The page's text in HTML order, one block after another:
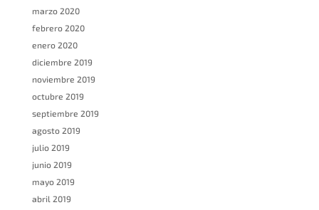
marzo 2020
febrero 2020
enero 2020
diciembre 2019
noviembre 2019
octubre 2019
septiembre 2019
agosto 2019
julio 2019
junio 2019
mayo 2019
abril 2019